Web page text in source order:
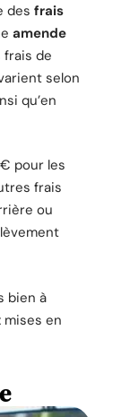
des frais
amende
frais de
selon
qu’en
pour les
frais
ou
bien à
mises en